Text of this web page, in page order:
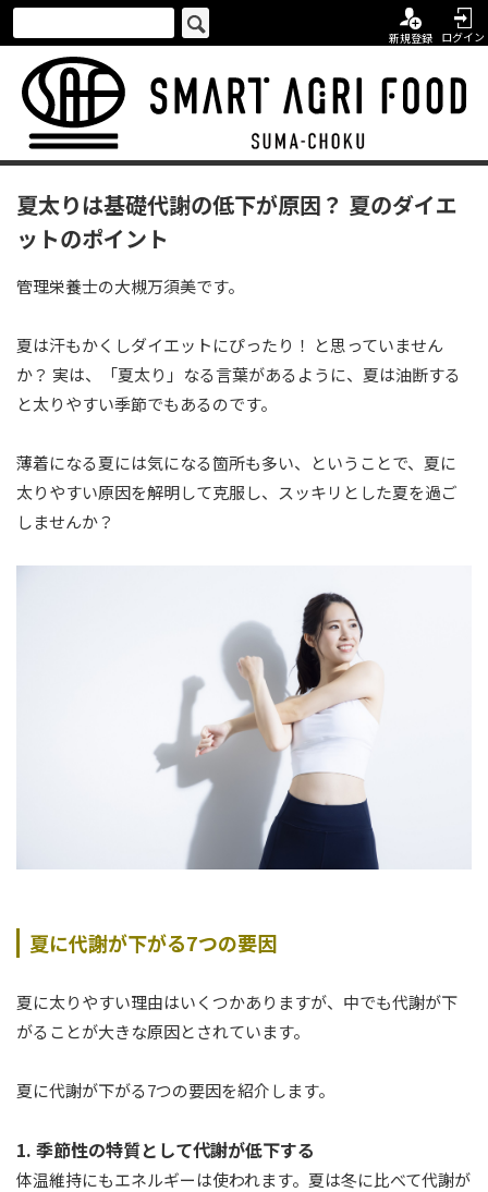
新規登録 ログイン
夏太りは基礎代謝の低下が原因？ 夏のダイエ
ットのポイント
管理栄養士の大槻万須美です。
夏は汗もかくしダイエットにぴったり！ と思っていません
か？ 実は、「夏太り」なる言葉があるように、夏は油断する
と太りやすい季節でもあるのです。
薄着になる夏には気になる箇所も多い、ということで、夏に
太りやすい原因を解明して克服し、スッキリとした夏を過ご
しませんか？
夏に代謝が下がる7つの要因
夏に太りやすい理由はいくつかありますが、中でも代謝が下
がることが大きな原因とされています。
夏に代謝が下がる7つの要因を紹介します。
1. 季節性の特質として代謝が低下する
体温維持にもエネルギーは使われます。夏は冬に比べて代謝が